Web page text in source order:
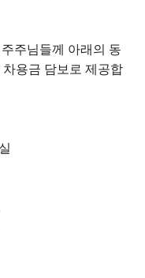
주님들께 아래의 동
용금 담보로 제공합